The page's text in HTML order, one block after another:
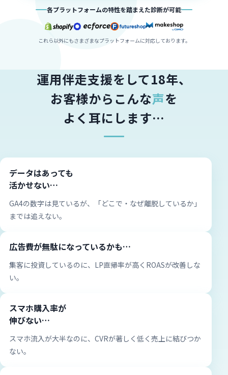
各プラットフォームの特性を踏まえた診断が可能
これら以外にもさまざまなプラットフォームに対応しております。
運用伴走支援をして18年、
お客様からこんな声を
よく耳にします…
データはあっても
活かせない…
GA4の数字は見ているが、「どこで・なぜ離脱しているか」
までは追えない。
広告費が無駄になっているかも…
集客に投資しているのに、LP直帰率が高くROASが改善しな
い。
スマホ購入率が
伸びない…
スマホ流入が大半なのに、CVRが著しく低く売上に結びつか
ない。